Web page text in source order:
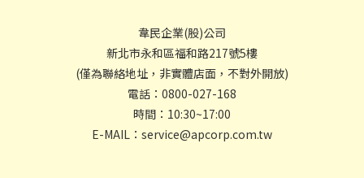
韋民企業(股)公司
新北市永和區福和路217號5樓
(僅為聯絡地址，非實體店面，不對外開放)
電話：0800-027-168
時間：10:30~17:00
E-MAIL：service@apcorp.com.tw